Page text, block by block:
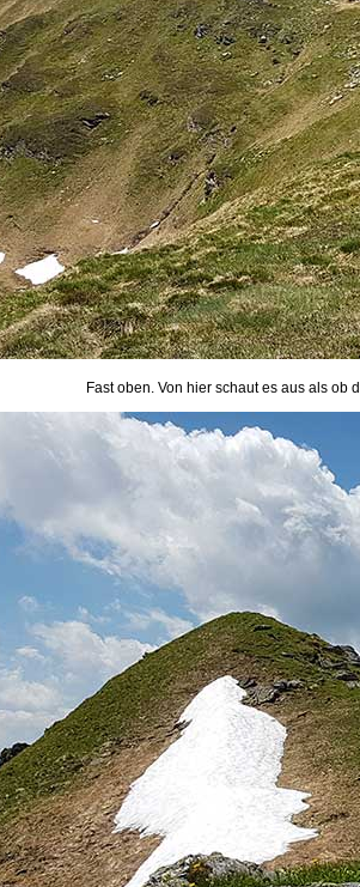
Fast oben. Von hier schaut es aus als ob